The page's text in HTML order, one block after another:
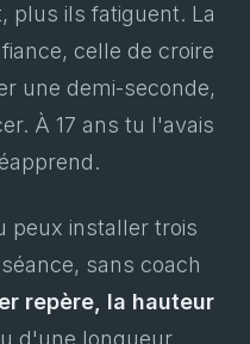
plus ils fatiguent. La
celle de croire
une demi-seconde,
À 17 ans tu l'avais
peux installer trois
sans coach
repère, la hauteur
d'une longueur,